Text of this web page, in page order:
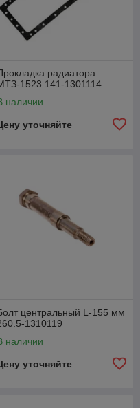
радиатора
1523 141-1301114
наличии
уточняйте
центральный L-155 мм
1310119
наличии
уточняйте